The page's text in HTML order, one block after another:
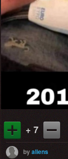
+ 7
byaliens